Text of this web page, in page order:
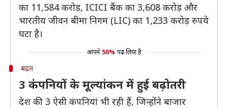
का 11,584 करोड़, ICICI बैंक का 3,608 करोड़ और
भारतीय जीवन बीमा निगम (LIC) का 1,233 करोड़ रुपये
घटा है।
आपने 50% पढ़ लिया है
बढ़त
3 कंपनियों के मूल्यांकन में हुई बढ़ोतरी
देश की 3 ऐसी कंपनियां भी रही हैं, जिन्होंने बाजार